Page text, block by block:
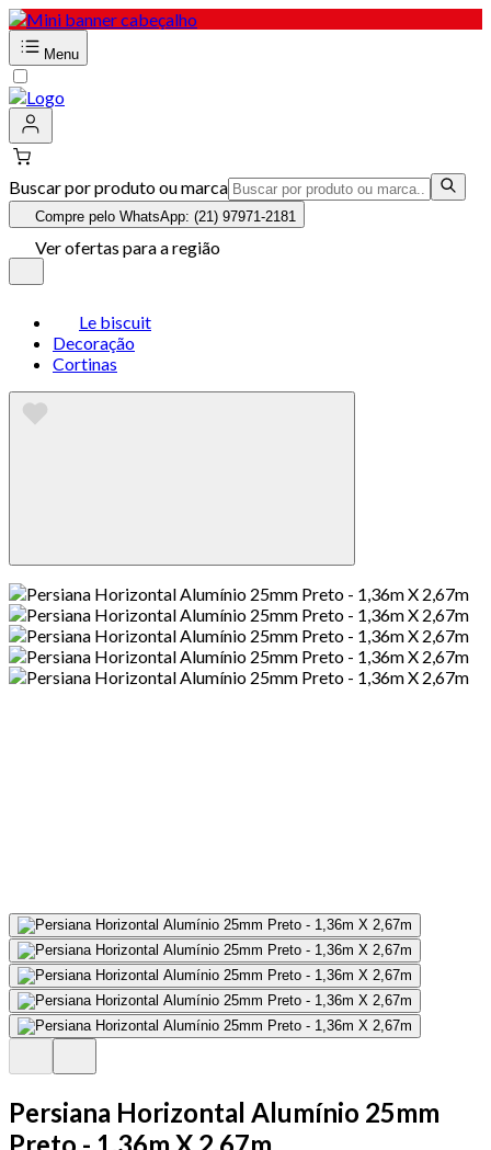
Menu
Buscar por produto ou marca
Compre pelo WhatsApp: (21) 97971-2181
Ver ofertas para a região
Le biscuit
Decoração
Cortinas
Persiana Horizontal Alumínio 25mm